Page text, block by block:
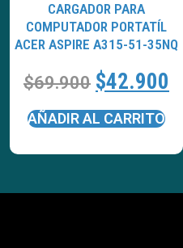
CARGADOR PARA
COMPUTADOR PORTATÍL
ACER ASPIRE A315-51-35NQ
$69.900 $42.900
AÑADIR AL CARRITO